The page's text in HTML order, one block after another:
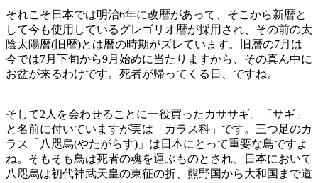
それこそ日本では明治6年に改暦があって、そこから新暦と
して今も使用しているグレゴリオ暦が採用され、その前の太
陰太陽暦(旧暦)とは暦の時期がズレています。旧暦の7月は
今では7月下旬から9月始めに当たりますから、その真ん中に
お盆が来るわけです。死者が帰ってくる日、ですね。
そして2人を会わせることに一役買ったカササギ。「サギ」
と名前に付いていますが実は「カラス科」です。三つ足のカ
ラス「八咫烏(やたがらす)」は日本にとって重要な鳥ですよ
ね。そもそも鳥は死者の魂を運ぶものとされ、日本において
八咫烏は初代神武天皇の東征の折、熊野国から大和国まで道